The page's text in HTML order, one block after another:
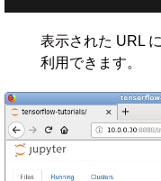
表示された URL
利用できます。